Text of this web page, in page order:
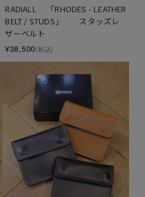
RADIALL 　「RHODES - LEATHER
BELT / STUDS」　　スタッズレ
ザーベルト
¥38,500(税込)